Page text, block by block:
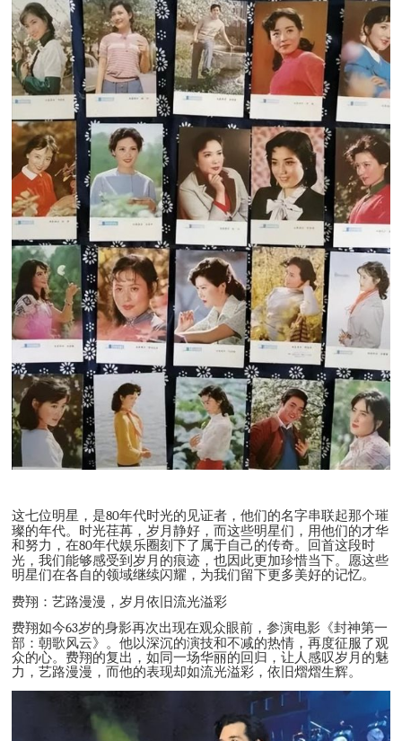
这七位明星，是80年代时光的见证者，他们的名字串联起那个璀
璨的年代。时光荏苒，岁月静好，而这些明星们，用他们的才华
和努力，在80年代娱乐圈刻下了属于自己的传奇。回首这段时
光，我们能够感受到岁月的痕迹，也因此更加珍惜当下。愿这些
明星们在各自的领域继续闪耀，为我们留下更多美好的记忆。
费翔：艺路漫漫，岁月依旧流光溢彩
费翔如今63岁的身影再次出现在观众眼前，参演电影《封神第一
部：朝歌风云》。他以深沉的演技和不减的热情，再度征服了观
众的心。费翔的复出，如同一场华丽的回归，让人感叹岁月的魅
力，艺路漫漫，而他的表现却如流光溢彩，依旧熠熠生辉。